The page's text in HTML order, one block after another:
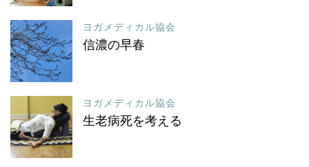
ヨガメディカル協会
信濃の早春
ヨガメディカル協会
生老病死を考える